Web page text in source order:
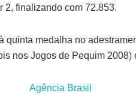
2, finalizando com 72.853.
quinta medalha no
nos Jogos de Pequim
Agência Brasil